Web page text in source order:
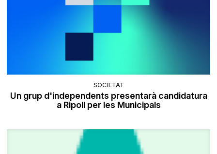
SOCIETAT
Un grup d'independents presentarà candidatura
a Ripoll per les Municipals